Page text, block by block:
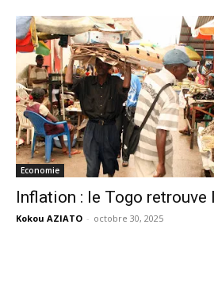
Economie
Inflation : le Togo
Kokou AZIATO - octobre 30, 2025